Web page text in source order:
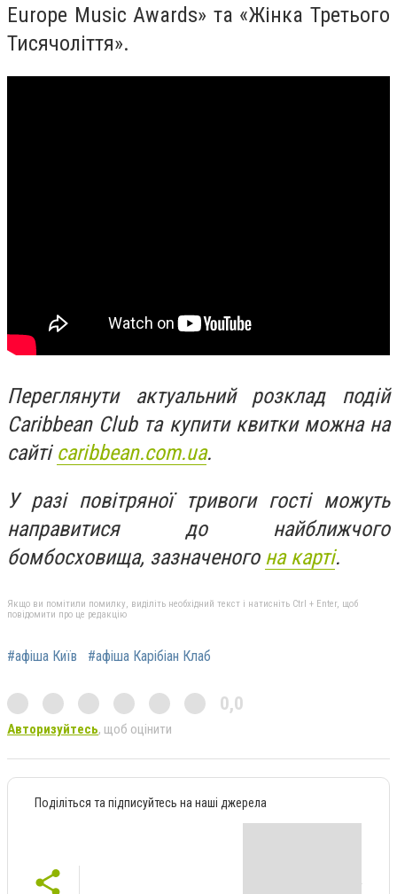
Europe Music Awards» та «Жінка Третього
Тисячоліття».
Переглянути актуальний розклад подій
Caribbean Club та купити квитки можна на
сайті caribbean.com.ua.
У разі повітряної тривоги гості можуть
направитися до найближчого
бомбосховища, зазначеного на карті.
Якщо ви помітили помилку, виділіть необхідний текст і натисніть Ctrl + Enter, щоб
повідомити про це редакцію
#афіша Київ #афіша Карібіан Клаб
0,0
Авторизуйтесь, щоб оцінити
Поділіться та підписуйтесь на наші джерела